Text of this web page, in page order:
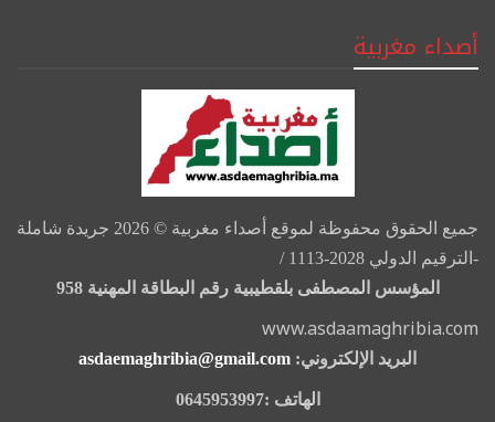
أصداء مغربية
جميع الحقوق محفوظة لموقع أصداء مغربية © 2026 جريدة شاملة
-الترقيم الدولي 2028-1113 /
المؤسس المصطفى بلقطيبية رقم البطاقة المهنية 958
www.asdaamaghribia.com
البريد الإلكتروني: asdaemaghribia@gmail.com
الهاتف :0645953997